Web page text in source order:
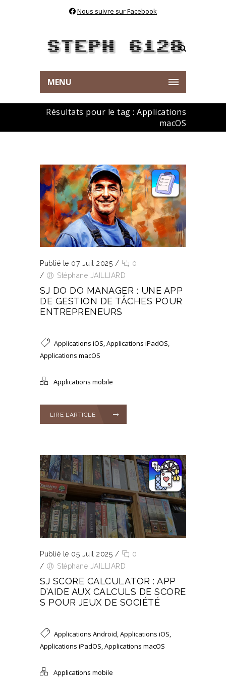
Nous suivre sur Facebook
MENU
Résultats pour le tag : Applications
macOS
Publié le 07 Juil 2025 /
0
/
Stéphane JAILLIARD
SJ DO DO MANAGER : UNE APP
DE GESTION DE TÂCHES POUR
ENTREPRENEURS
Applications iOS,Applications iPadOS,
Applications macOS
Applications mobile
LIRE L’ARTICLE
Publié le 05 Juil 2025 /
0
/
Stéphane JAILLIARD
SJ SCORE CALCULATOR : APP
D’AIDE AUX CALCULS DE SCORE
S POUR JEUX DE SOCIÉTÉ
Applications Android,Applications iOS,
Applications iPadOS,Applications macOS
Applications mobile